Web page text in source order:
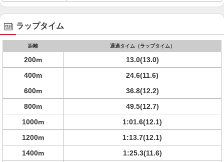
ラップタイム
距離 通過タイム（ラップタイム）
200m
13.0(13.0)
400m
24.6(11.6)
600m
36.8(12.2)
800m
49.5(12.7)
1000m
1:01.6(12.1)
1200m
1:13.7(12.1)
1400m
1:25.3(11.6)